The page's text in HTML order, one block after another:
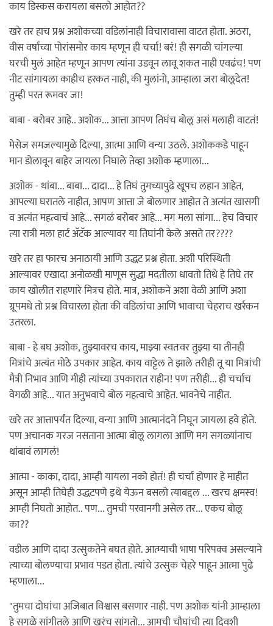
काय डिस्कस करायला बसलो आहोत??
खरे तर हाच प्रश्न अशोकच्या वडिलांनाही विचारावासा वाटत होता. अठरा,
वीस वर्षांच्या पोरांसमोर काय म्हणून ही चर्चा! बरं! ही सगळी चांगल्या
घरची मुलं आहेत म्हणून आपण त्यांना उडवून लावू शकत नाही एवढंच! पण
नीट सांगायला काहीच हरकत नाही, की मुलांनो, आम्हाला जरा बोलूदेत!
तुम्ही परत रूमवर जा!
बाबा - बरोबर आहे.. अशोक... आत्ता आपण तिघंच बोलू असं मलाही वाटतं!
मेसेज समजल्यामुळे दिल्या, आत्मा आणि वन्या उठले. अशोककडे पाहून
मान डोलावून बाहेर जायला निघाले तेव्हा अशोक म्हणाला...
अशोक - थांबा... बाबा... दादा... हे तिघं तुमच्यापुढे खूपच लहान आहेत,
आपल्या घरातले नाहीत, आपण आत्ता जे बोलणार आहोत ते अत्यंत खासगी
व अत्यंत महत्वाचं आहे... सगळं बरोबर आहे... मग मला सांगा... हेच विचार
त्या रात्री मला हार्ट अ‍ॅटॅक आल्यावर या तिघांनी केले असते तर????
खरे तर हा फारच अनाठायी आणि उद्धट प्रश्न होता. अशी परिस्थिती
आल्यावर एखादा अनोळखी माणूस सुद्धा मदतीला धावतो तिथे हे तिघे तर
काय खोलीत राहणारे मित्रच होते. मात्र, अशोकने अशा वेळी आणि अशा
ग्रूपमधे तो प्रश्न विचारला होता की वडिलांचा आणि भावाचा चेहराच खर्रकन
उतरला.
बाबा - हे बघ अशोक, तुझ्यावरच काय, माझ्या स्वतःवर तुझ्या या तीनही
मित्रांचे अत्यंत मोठे उपकार आहेत. काय वाट्टेल ते झाले तरीही तू या मित्रांची
मैत्री निभाव आणि मीही त्यांच्या उपकारात राहीन! पण तरीही... ही चर्चाच
वेगळी आहे... यात अनुभवाचे बोल महत्वाचे आहेत. भावनेचे नाहीत.
खरे तर आत्तापर्यंत दिल्या, वन्या आणि आत्मानंदने निघून जायला हवे होते.
पण अचानक गरज नसताना आत्मा बोलू लागला आणि मग सगळ्यांनाच
थांबावं लागलं!
आत्मा - काका, दादा, आम्ही यायला नको होतं! ही चर्चा होणार हे माहीत
असून आम्ही तिघेही उद्धटपणे इथे येऊन बसलो त्याबद्दल ... खरच क्षमस्व!
आम्ही निघतो आहोत.. पण... तुमची परवानगी असेल तर... एकच बोलू
का??
वडील आणि दादा उत्सुकतेने बघत होते. आत्म्याची भाषा परिपक्व असल्याने
त्याच्या बोलण्याचा प्रभाव पडत होता. त्यांचे उत्सुक चेहरे पाहून आत्मा पुढे
म्हणाला...
"तुमचा दोघांचा अजिबात विश्वास बसणार नाही. पण अशोक यांनी आम्हाला
हे सगळे सांगीतले आणि खरंच सांगतो... आमची चौघांची त्या दिवशी